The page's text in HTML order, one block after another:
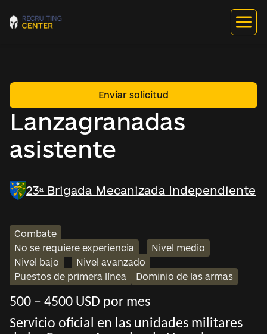
Lanzagranadas
asistente
Enviar solicitud
23ª Brigada Mecanizada Independiente
Combate
No se requiere experiencia
Nivel medio
Nivel bajo
Nivel avanzado
Puestos de primera línea
Dominio de las armas
500 – 4500 USD por mes
Servicio oficial en las unidades militares